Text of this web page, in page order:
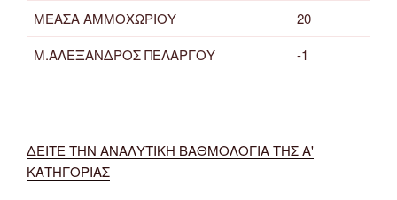
ΜΕΑΣΑ ΑΜΜΟΧΩΡΙΟΥ
20
Μ.ΑΛΕΞΑΝΔΡΟΣ ΠΕΛΑΡΓΟΥ
-1
ΔΕΙΤΕ ΤΗΝ ΑΝΑΛΥΤΙΚΗ ΒΑΘΜΟΛΟΓΙΑ ΤΗΣ Α'
ΚΑΤΗΓΟΡΙΑΣ